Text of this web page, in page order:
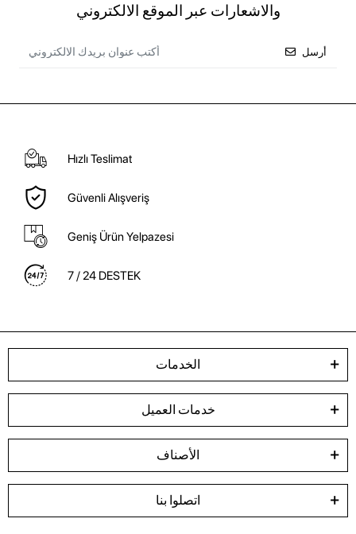
والاشعارات عبر الموقع الالكتروني
أرسل
Hızlı Teslimat
Güvenli Alışveriş
Geniş Ürün Yelpazesi
7 / 24 DESTEK
الخدمات
خدمات العميل
الأصناف
اتصلوا بنا